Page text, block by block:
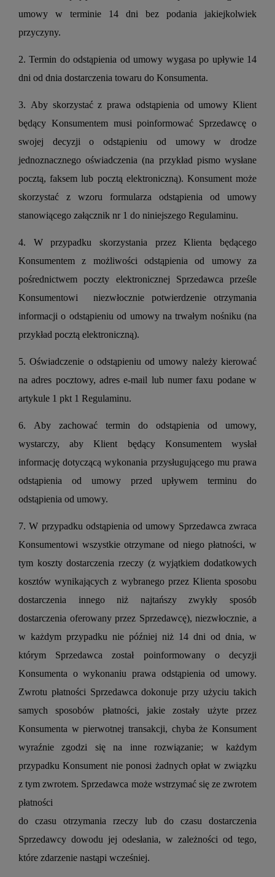
umowy w terminie 14 dni bez podania jakiejkolwiek
przyczyny.
2. Termin do odstąpienia od umowy wygasa po upływie 14
dni od dnia dostarczenia towaru do Konsumenta.
3. Aby skorzystać z prawa odstąpienia od umowy Klient
będący Konsumentem musi poinformować Sprzedawcę o
swojej decyzji o odstąpieniu od umowy w drodze
jednoznacznego oświadczenia (na przykład pismo wysłane
pocztą, faksem lub pocztą elektroniczną). Konsument może
skorzystać z wzoru formularza odstąpienia od umowy
stanowiącego załącznik nr 1 do niniejszego Regulaminu.
4. W przypadku skorzystania przez Klienta będącego
Konsumentem z możliwości odstąpienia od umowy za
pośrednictwem poczty elektronicznej Sprzedawca prześle
Konsumentowi niezwłocznie potwierdzenie otrzymania
informacji o odstąpieniu od umowy na trwałym nośniku (na
przykład pocztą elektroniczną).
5. Oświadczenie o odstąpieniu od umowy należy kierować
na adres pocztowy, adres e-mail lub numer faxu podane w
artykule 1 pkt 1 Regulaminu.
6. Aby zachować termin do odstąpienia od umowy,
wystarczy, aby Klient będący Konsumentem wysłał
informację dotyczącą wykonania przysługującego mu prawa
odstąpienia od umowy przed upływem terminu do
odstąpienia od umowy.
7. W przypadku odstąpienia od umowy Sprzedawca zwraca
Konsumentowi wszystkie otrzymane od niego płatności, w
tym koszty dostarczenia rzeczy (z wyjątkiem dodatkowych
kosztów wynikających z wybranego przez Klienta sposobu
dostarczenia innego niż najtańszy zwykły sposób
dostarczenia oferowany przez Sprzedawcę), niezwłocznie, a
w każdym przypadku nie później niż 14 dni od dnia, w
którym Sprzedawca został poinformowany o decyzji
Konsumenta o wykonaniu prawa odstąpienia od umowy.
Zwrotu płatności Sprzedawca dokonuje przy użyciu takich
samych sposobów płatności, jakie zostały użyte przez
Konsumenta w pierwotnej transakcji, chyba że Konsument
wyraźnie zgodzi się na inne rozwiązanie; w każdym
przypadku Konsument nie ponosi żadnych opłat w związku
z tym zwrotem. Sprzedawca może wstrzymać się ze zwrotem
płatności
do czasu otrzymania rzeczy lub do czasu dostarczenia
Sprzedawcy dowodu jej odesłania, w zależności od tego,
które zdarzenie nastąpi wcześniej.